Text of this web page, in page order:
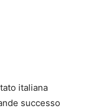
italiana
successo